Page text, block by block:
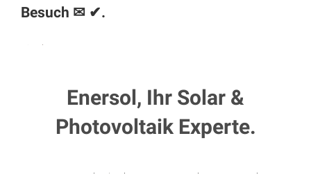
Besuch ✉ ✔.
Enersol, Ihr Solar &
Photovoltaik Experte.